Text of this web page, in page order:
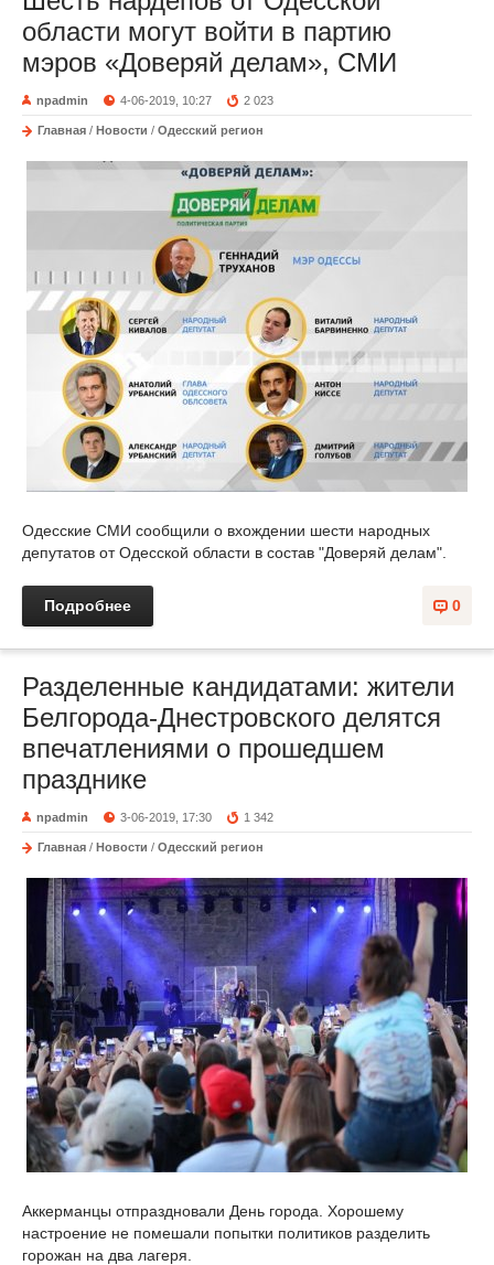
области могут войти в партию
мэров «Доверяй делам», СМИ
npadmin 4-06-2019, 10:27 2 023
Главная / Новости / Одесский регион
Одесские СМИ сообщили о вхождении шести народных
депутатов от Одесской области в состав "Доверяй делам".
0
Подробнее
Разделенные кандидатами: жители
Белгорода-Днестровского делятся
впечатлениями о прошедшем
празднике
npadmin 3-06-2019, 17:30 1 342
Главная / Новости / Одесский регион
Аккерманцы отпраздновали День города. Хорошему
настроение не помешали попытки политиков разделить
горожан на два лагеря.